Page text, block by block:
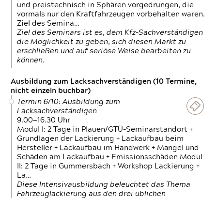
und preistechnisch in Sphären vorgedrungen, die
vormals nur den Kraftfahrzeugen vorbehalten waren.
Ziel des Semina…
Ziel des Seminars ist es, dem Kfz-Sachverständigen
die Möglichkeit zu geben, sich diesen Markt zu
erschließen und auf seriöse Weise bearbeiten zu
können.
Ausbildung zum Lacksachverständigen (10 Termine,
nicht einzeln buchbar)
Termin 6/10: Ausbildung zum
Lacksachverständigen
9.00—16.30 Uhr
Modul I: 2 Tage in Plauen/GTÜ-Seminarstandort +
Grundlagen der Lackierung + Lackaufbau beim
Hersteller + Lackaufbau im Handwerk + Mängel und
Schäden am Lackaufbau + Emissionsschäden Modul
II: 2 Tage in Gummersbach + Workshop Lackierung +
La…
Diese Intensivausbildung beleuchtet das Thema
Fahrzeuglackierung aus den drei üblichen